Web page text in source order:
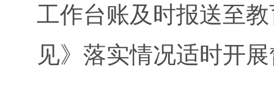
工作台账及时报送至
见》落实情况适时开